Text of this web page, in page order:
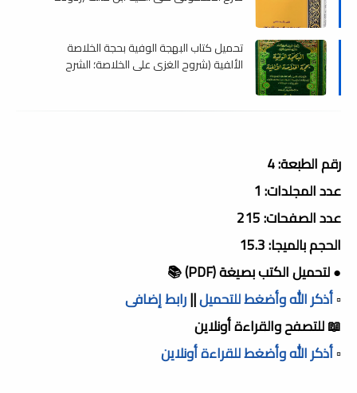
تحميل كتاب البهجة الوفية بحجة الخلاصة
الألفية (شروح الغزي على الخلاصة؛ الشرح
رقم الطبعة: 4
عدد المجلدات: 1
عدد الصفحات: 215
الحجم بالميجا: 15.3
● لتحميل الكتب بصيغة (PDF) 📚
▫️أذكر الله وأضغط للتحميل||رابط إضافى
📖 للتصفح والقراءة أونلاين
▫️أذكر الله وأضغط للقراءة أونلاين